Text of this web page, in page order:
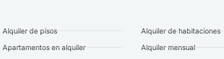
Alquiler de pisos
Apartamentos en alquiler
Alquiler de habitaciones
Alquiler mensual